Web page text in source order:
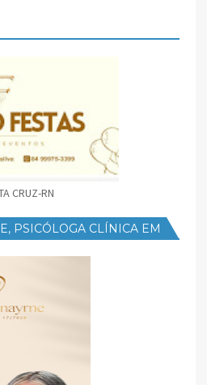
CRUZ-RN
PSICÓLOGA CLÍNICA EM